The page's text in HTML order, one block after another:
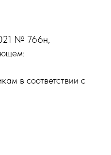
№ 766н,
в соответствии с